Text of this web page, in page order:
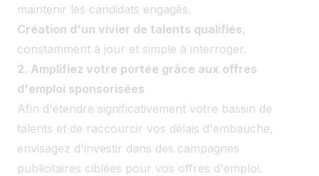
maintenir les candidats engagés.
Création d'un vivier de talents qualifiés,
constamment à jour et simple à interroger.
2. Amplifiez votre portée grâce aux offres
d'emploi sponsorisées
Afin d'étendre significativement votre bassin de
talents et de raccourcir vos délais d'embauche,
envisagez d'investir dans des campagnes
publicitaires ciblées pour vos offres d'emploi.